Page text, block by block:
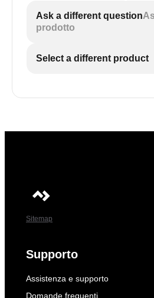
Ask a different question
prodotto
Select a different product
Sitemap
Supporto
Assistenza e supporto
Domande frequenti